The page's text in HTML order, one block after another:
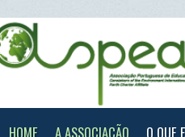
O QUE FAZEMOS